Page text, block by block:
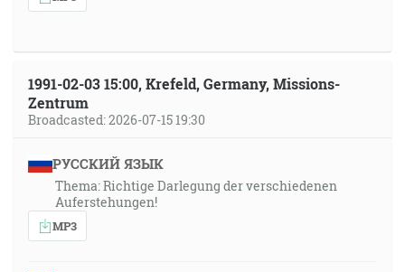
1991-02-03 15:00, Krefeld, Germany, Missions-
Zentrum
Broadcasted: 2026-07-15 19:30
РУССКИЙ ЯЗЫК
Thema: Richtige Darlegung der verschiedenen
Auferstehungen!
MP3